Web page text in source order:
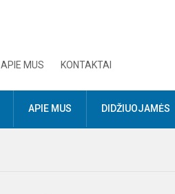
APIE MUS KONTAKTAI
APIE MUS DIDŽIUOJAMĖS